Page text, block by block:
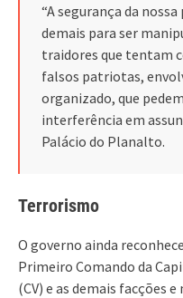
“A segurança da
demais para ser
traidores que tentam
falsos patriotas,
organizado, que
interferência em
Palácio do Planalto.
Terrorismo
O governo ainda
Primeiro Comando da
(CV) e as demais facções